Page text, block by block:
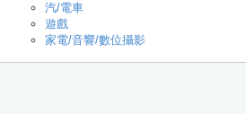
汽/電車
遊戲
家電/音響/數位攝影